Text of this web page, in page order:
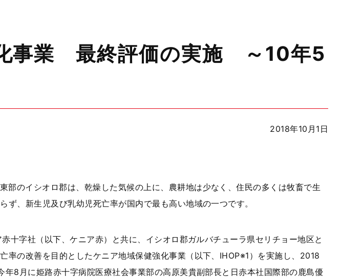
事業 最終評価の実施 ～10年5
2018年10月1日
部のイシオロ郡は、乾燥した気候の上に、農耕地は少なく、住民の多くは牧畜で生
、新生児及び乳幼児死亡率が国内で最も高い地域の一つです。
十字社（以下、ケニア赤）と共に、イシオロ郡ガルバチューラ県セリチョー地区と
率の改善を目的としたケニア地域保健強化事業（以下、IHOP※1）を実施し、2018
8月に姫路赤十字病院医療社会事業部の高原美貴副部長と日赤本社国際部の鹿島優